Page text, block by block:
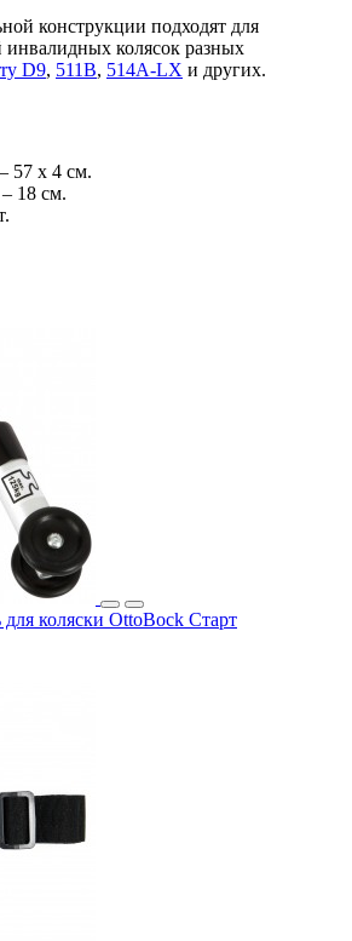
конструкции подходят для
колясок разных
D9, 511B, 514A-LX и других.
57 x 4 см.
18 см.
коляски OttoBock Старт